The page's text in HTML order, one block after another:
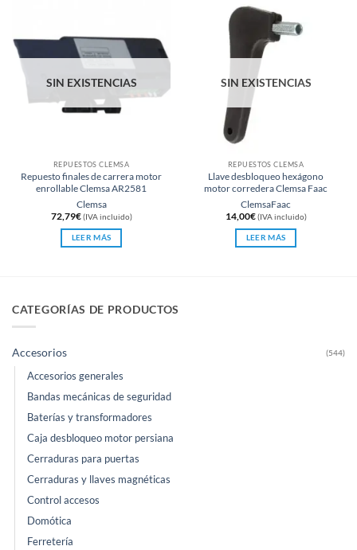
SIN EXISTENCIAS
REPUESTOS CLEMSA
Repuesto finales de carrera motor
enrollable Clemsa AR2581
Clemsa
72,79€ (IVA incluido)
LEER MÁS
SIN EXISTENCIAS
REPUESTOS CLEMSA
Llave desbloqueo hexágono
motor corredera Clemsa Faac
ClemsaFaac
14,00€ (IVA incluido)
LEER MÁS
CATEGORÍAS DE PRODUCTOS
Accesorios (544)
Accesorios generales
Bandas mecánicas de seguridad
Baterías y transformadores
Caja desbloqueo motor persiana
Cerraduras para puertas
Cerraduras y llaves magnéticas
Control accesos
Domótica
Ferretería